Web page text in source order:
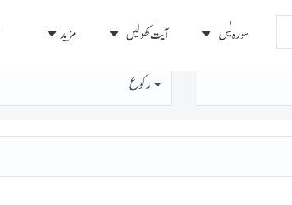
سورہ يٰس آیت کھولیں مزید
رُكوع